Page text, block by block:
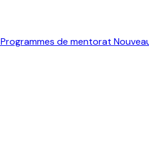
Programmes de mentorat